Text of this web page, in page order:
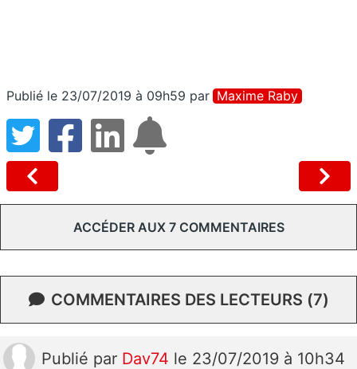
Publié le 23/07/2019 à 09h59 par Maxime Raby
ACCÉDER AUX 7 COMMENTAIRES
COMMENTAIRES DES LECTEURS (7)
Publié par Dav74 le 23/07/2019 à 10h34